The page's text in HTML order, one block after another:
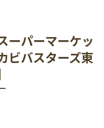
ーパーマーケッ
ビバスターズ東